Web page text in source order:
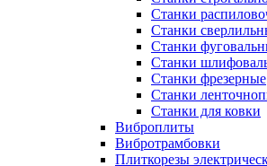
Станки
Станки
Станки
Станки
Станки фрезерные
Станки
Станки для ковки
Виброплиты
Вибротрамбовки
Плиткорезы